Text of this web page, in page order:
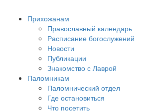
Прихожанам
Православный календарь
Расписание богослужений
Новости
Публикации
Знакомство с Лаврой
Паломникам
Паломнический отдел
Где остановиться
Что посетить